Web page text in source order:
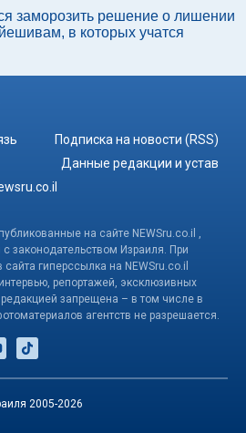
заморозить решение о лишении
в которых учатся
Подписка на новости (RSS)
Данные редакции и устав
на сайте NEWSru.co.il ,
с законодательством Израиля. При
гиперссылка на NEWSru.co.il
репортажей, эксклюзивных
запрещена – в том числе в
агентств не разрешается.
2005-2026